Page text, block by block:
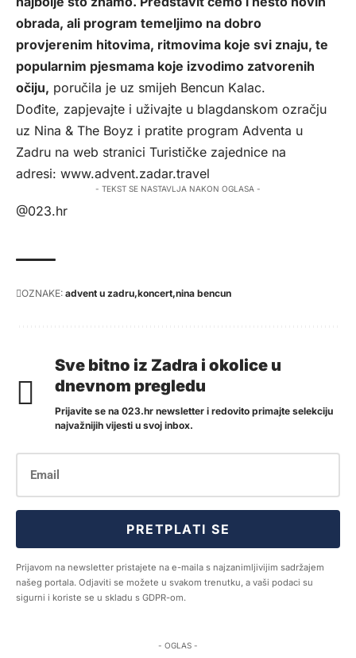
obrada, ali program temeljimo na dobro
provjerenim hitovima, ritmovima koje svi znaju, te
popularnim pjesmama koje izvodimo zatvorenih
očiju, poručila je uz smijeh Bencun Kalac.
Dođite, zapjevajte i uživajte u blagdanskom ozračju
uz Nina & The Boyz i pratite program Adventa u
Zadru na web stranici Turističke zajednice na
adresi: www.advent.zadar.travel
- TEKST SE NASTAVLJA NAKON OGLASA -
@023.hr
OZNAKE: advent u zadru koncert nina bencun
Sve bitno iz Zadra i okolice u
dnevnom pregledu
Prijavite se na 023.hr newsletter i redovito primajte selekciju
najvažnijih vijesti u svoj inbox.
PRETPLATI SE
Prijavom na newsletter pristajete na e-maila s najzanimljivijim sadržajem
našeg portala. Odjaviti se možete u svakom trenutku, a vaši podaci su
sigurni i koriste se u skladu s GDPR-om.
- OGLAS -